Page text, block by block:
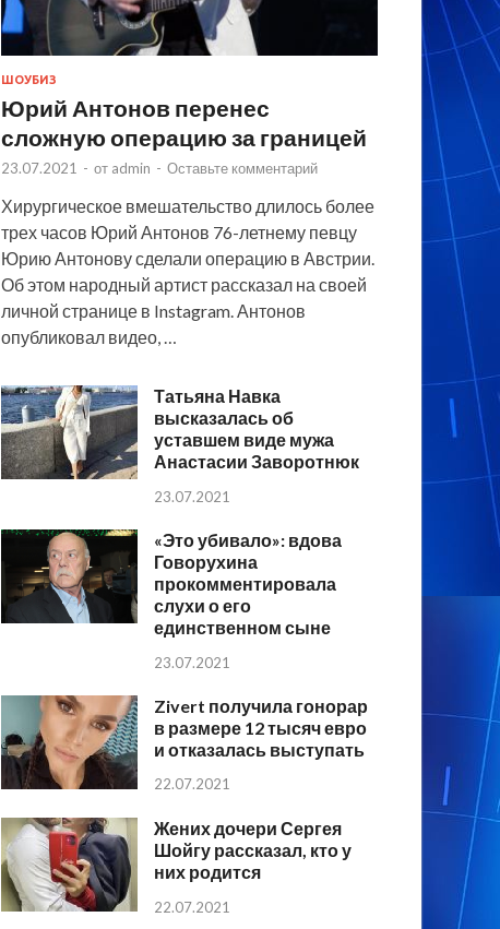
ШОУБИЗ
Юрий Антонов перенес
сложную операцию за границей
23.07.2021 - от admin - Оставьте комментарий
Хирургическое вмешательство длилось более
трех часов Юрий Антонов 76-летнему певцу
Юрию Антонову сделали операцию в Австрии.
Об этом народный артист рассказал на своей
личной странице в Instagram. Антонов
опубликовал видео, …
Татьяна Навка
высказалась об
уставшем виде мужа
Анастасии Заворотнюк
23.07.2021
«Это убивало»: вдова
Говорухина
прокомментировала
слухи о его
единственном сыне
23.07.2021
Zivert получила гонорар
в размере 12 тысяч евро
и отказалась выступать
22.07.2021
Жених дочери Сергея
Шойгу рассказал, кто у
них родится
22.07.2021